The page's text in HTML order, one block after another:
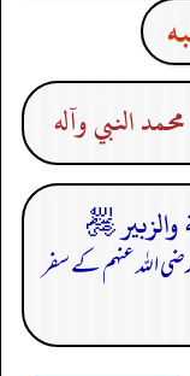
النبي وآله
رضی اللہ عنہم کے سفر